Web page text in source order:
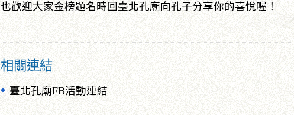
也歡迎大家金榜題名時回臺北孔廟向孔子分享你的喜悅喔！
相關連結
臺北孔廟FB活動連結